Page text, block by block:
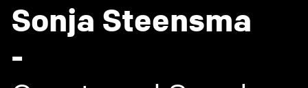
Sonja Steensma
-